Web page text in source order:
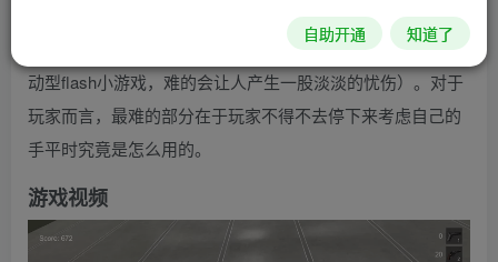
标左键来抓取东西。玩家一次只能控制一只手，通过左shift
键切换左右手，听起来像是QWOP（一个以跑步为主题的运
动型flash小游戏，难的会让人产生一股淡淡的忧伤）。对于
玩家而言，最难的部分在于玩家不得不去停下来考虑自己的
手平时究竟是怎么用的。
游戏视频
自助开通 知道了